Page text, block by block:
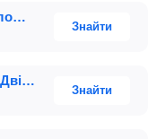
Головний залізничний вокзал, площа Двірцева, 1 (платний паркінг біля вокзалу)
Знайти
Автовокзал "Двірцевий", площа Двірцева, 1
Знайти